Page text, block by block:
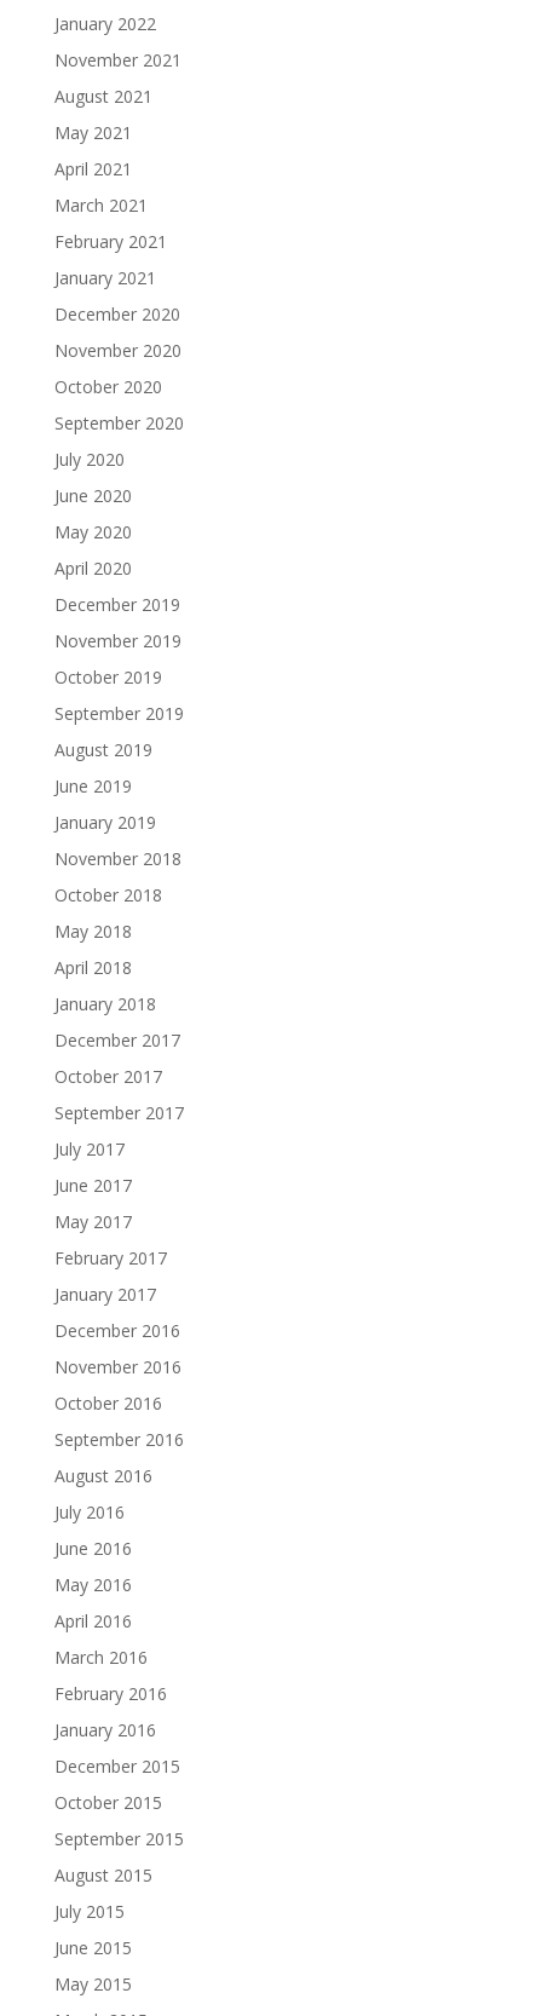
January 2022
November 2021
August 2021
May 2021
April 2021
March 2021
February 2021
January 2021
December 2020
November 2020
October 2020
September 2020
July 2020
June 2020
May 2020
April 2020
December 2019
November 2019
October 2019
September 2019
August 2019
June 2019
January 2019
November 2018
October 2018
May 2018
April 2018
January 2018
December 2017
October 2017
September 2017
July 2017
June 2017
May 2017
February 2017
January 2017
December 2016
November 2016
October 2016
September 2016
August 2016
July 2016
June 2016
May 2016
April 2016
March 2016
February 2016
January 2016
December 2015
October 2015
September 2015
August 2015
July 2015
June 2015
May 2015